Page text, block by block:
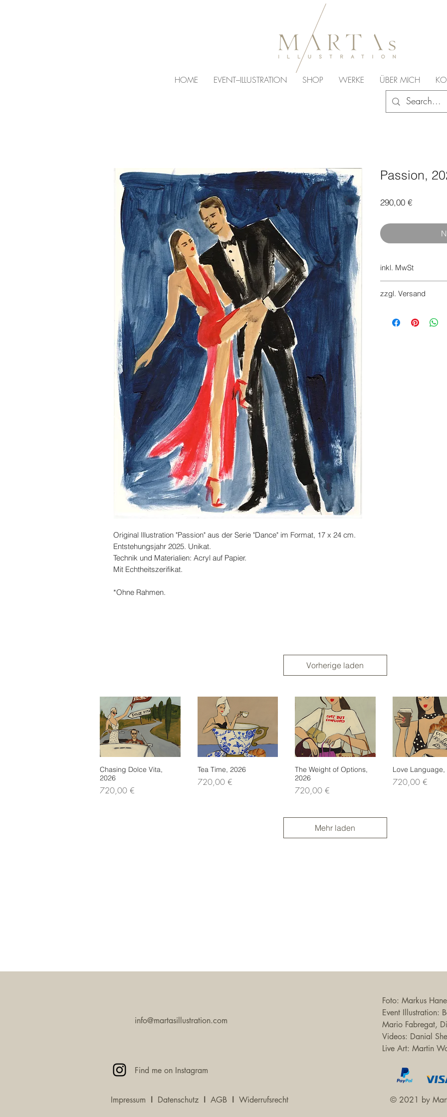
HOME EVENT–ILLUSTRATION SHOP WERKE ÜBER MICH
Original Illustration "Passion" aus der Serie "Dance" im Format, 17 x 24 cm.
Entstehungsjahr 2025. Unikat.
Technik und Materialien: Acryl auf Papier.
Mit Echtheitszerifikat.
*Ohne Rahmen.
Passion,
290,00 €Preis
inkl. MwSt
zzgl. Versand
Vorherige laden
Schnellansicht
Chasing Dolce Vita,
2026
Preis
720,00 €
Schnellansicht
Tea Time, 2026
Preis
720,00 €
Schnellansicht
The Weight of Options,
2026
Preis
720,00 €
Love Language,
Preis
720,00 €
Mehr laden
info@martasillustration.com
Find me on Instagram
Impressum I Datenschutz I AGB I Widerrufsrecht
Foto: Markus
Event Illustration:
Mario Fabregat,
Videos: Danial
Live Art: Martin
© 2021 by